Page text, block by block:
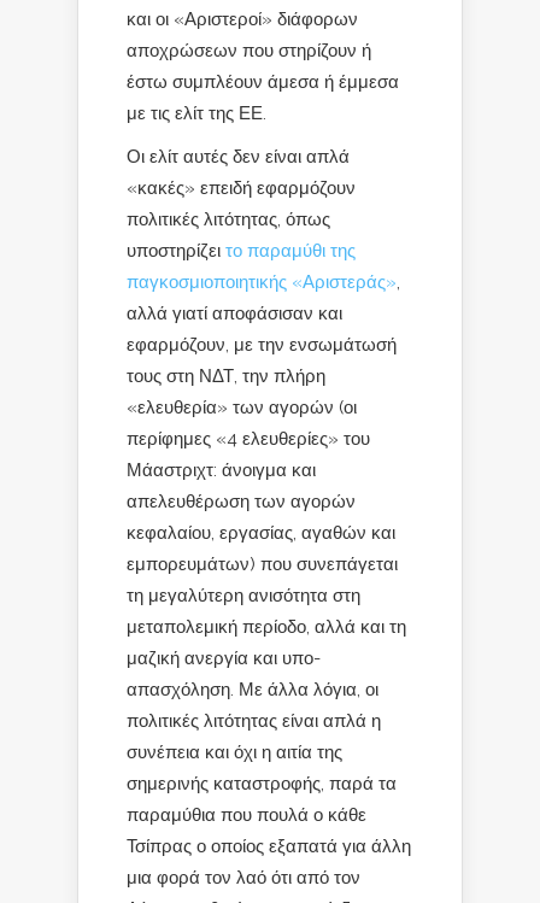
και οι «Αριστεροί» διάφορων
αποχρώσεων που στηρίζουν ή
έστω συμπλέουν άμεσα ή έμμεσα
με τις ελίτ της ΕΕ.
Οι ελίτ αυτές δεν είναι απλά
«κακές» επειδή εφαρμόζουν
πολιτικές λιτότητας, όπως
υποστηρίζει το παραμύθι της
παγκοσμιοποιητικής «Αριστεράς»,
αλλά γιατί αποφάσισαν και
εφαρμόζουν, με την ενσωμάτωσή
τους στη ΝΔΤ, την πλήρη
«ελευθερία» των αγορών (οι
περίφημες «4 ελευθερίες» του
Μάαστριχτ: άνοιγμα και
απελευθέρωση των αγορών
κεφαλαίου, εργασίας, αγαθών και
εμπορευμάτων) που συνεπάγεται
τη μεγαλύτερη ανισότητα στη
μεταπολεμική περίοδο, αλλά και τη
μαζική ανεργία και υπο-
απασχόληση. Με άλλα λόγια, οι
πολιτικές λιτότητας είναι απλά η
συνέπεια και όχι η αιτία της
σημερινής καταστροφής, παρά τα
παραμύθια που πουλά ο κάθε
Τσίπρας ο οποίος εξαπατά για άλλη
μια φορά τον λαό ότι από τον